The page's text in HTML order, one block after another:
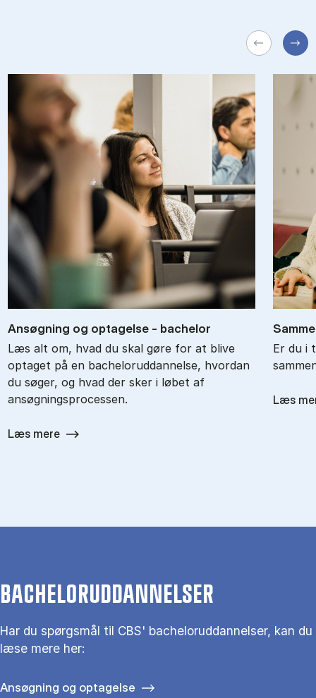
An­søg­ning og op­ta­gel­se - ba­chel­or
Læs alt om, hvad du skal gøre for at blive
optaget på en bacheloruddannelse, hvordan
du søger, og hvad der sker i løbet af
ansøgningsprocessen.
Læs mere
Er du i
Læs
BACHELORUDDANNELSER
Har du spørgsmål til CBS' bacheloruddannelser, kan du
læse mere her:
Ansøgning og optagelse